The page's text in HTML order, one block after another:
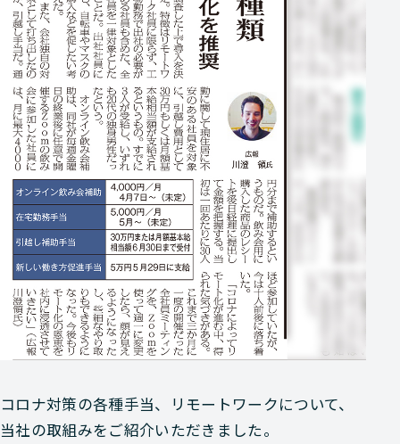
コロナ対策の各種手当、リモートワークについて、
当社の取組みをご紹介いただきました。